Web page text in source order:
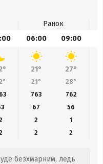
Ранок
06:00 09:00
21° 27°
21° 28°
763 762
67
56
2
1
2 2
безхмарним, ледь